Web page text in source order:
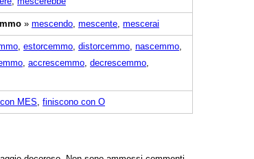
» mescendo mescente mescerai
estorcemmo distorcemmo nascemmo
accrescemmo decrescemmo
MES finiscono con O